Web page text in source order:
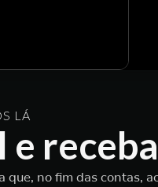
LÁ
no fim das contas,